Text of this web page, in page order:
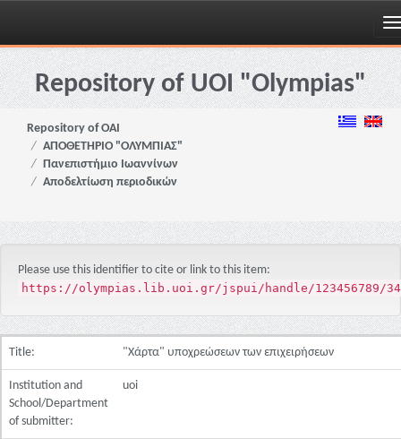
Skip
navigationRepository of UOI "Olympias"
Repository of OAI
ΑΠΟΘΕΤΗΡΙΟ "ΟΛΥΜΠΙΑΣ"
Πανεπιστήμιο Ιωαννίνων
Αποδελτίωση περιοδικών
Please use this identifier to cite or link to this item:
https://olympias.lib.uoi.gr/jspui/handle/123456789/
Title: "Χάρτα" υποχρεώσεων των επιχειρήσεων
Institution and
School/Department
of submitter:
uoi